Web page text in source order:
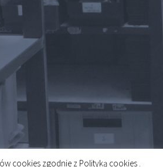
cookies zgodnie z Polityką cookies .